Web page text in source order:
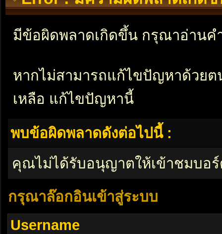
มีข้อผิดพลาดเกิดขึ้น กรุณาอ่านค
หากไม่สามารถแก้ไขปัญหาด้วย
เหลือ แก้ไขปัญหานี้
พบข้อผิดพลาดดังต่อไปนี้ :
คุณไม่ได้รับอนุญาตให้เข้าชมบอ
กรุณาล๊อกอินเข้าสู่ระบบ
Username